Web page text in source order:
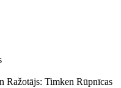
Ražotājs: Timken Rūpnīcas